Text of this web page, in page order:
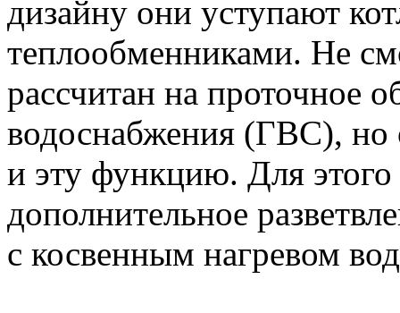
дизайну они уступают
теплообменниками. Не
рассчитан на проточное
водоснабжения (ГВС), но
и эту функцию. Для этого
дополнительное
с косвенным нагревом